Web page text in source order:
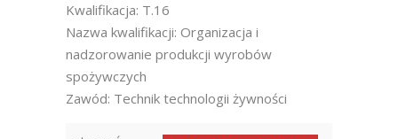
Kwalifikacja: T.16
Nazwa kwalifikacji: Organizacja i
nadzorowanie produkcji wyrobów
spożywczych
Zawód: Technik technologii żywności